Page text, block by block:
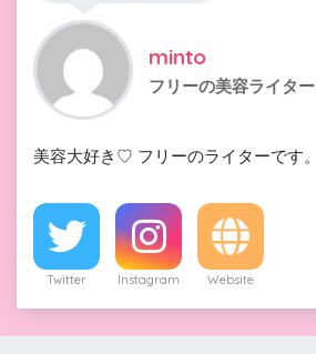
minto
フリーの美容ライター
美容大好き♡ フリーのライターです。
Twitter Instagram Website